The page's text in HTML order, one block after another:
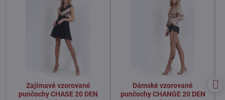
Zajímavé vzorované
punčochy CHASE 20 DEN
Dámské vzorované
punčochy CHANGE 20 DEN